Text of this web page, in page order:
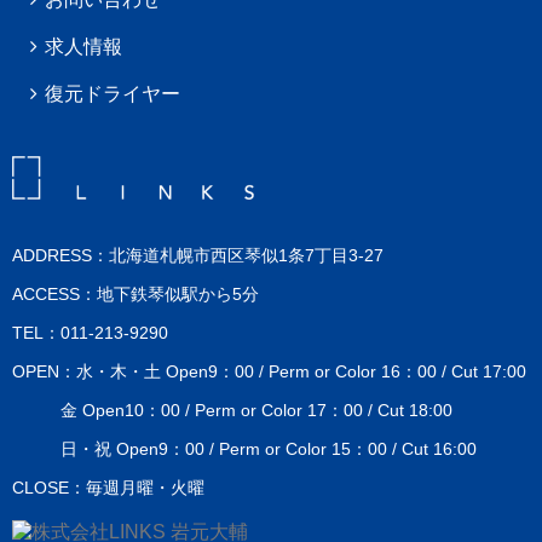
求人情報
復元ドライヤー
ADDRESS：北海道札幌市西区琴似1条7丁目3-27
ACCESS：地下鉄琴似駅から5分
TEL：011-213-9290
OPEN：水・木・土 Open9：00 / Perm or Color 16：00 / Cut 17:00
金 Open10：00 / Perm or Color 17：00 / Cut 18:00
日・祝 Open9：00 / Perm or Color 15：00 / Cut 16:00
CLOSE：毎週月曜・火曜